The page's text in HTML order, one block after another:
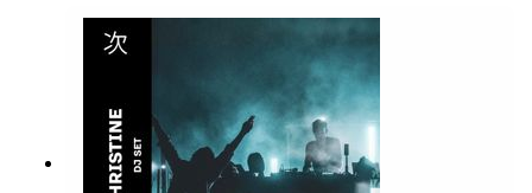
en une expérience immersive et sensible.
Retrouvez deux heures de set enregistré depuis
la scène Club 360 avec Atemi, Bloody L et Vidock
aux manettes.